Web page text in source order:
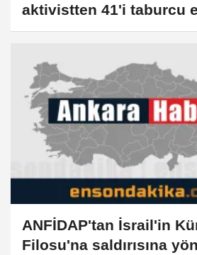
aktivistten 41'i taburcu
ANFİDAP'tan İsrail'in
Filosu'na saldırısına